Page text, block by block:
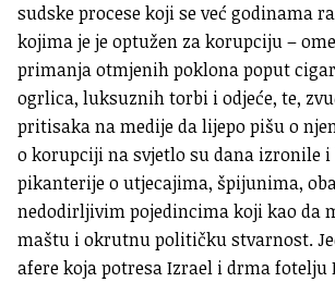
sudske procese koji se već godinama
kojima je je optužen za korupciju –
primanja otmjenih poklona poput
ogrlica, luksuznih torbi i odjeće, te,
pritisaka na medije da lijepo pišu o
o korupciji na svjetlo su dana izronile i
pikanterije o utjecajima, špijunima,
nedodirljivim pojedincima koji kao da
maštu i okrutnu političku stvarnost.
afere koja potresa Izrael i drma fotelju